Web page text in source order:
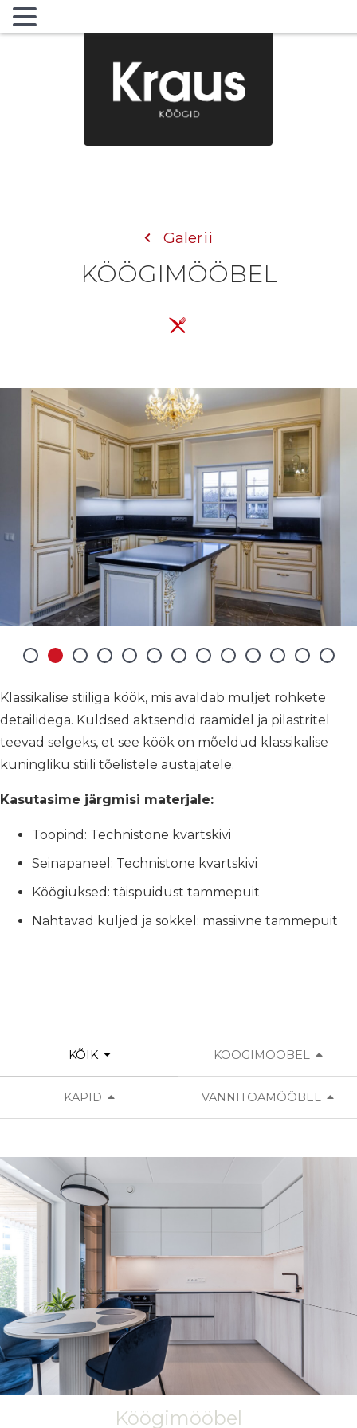
Galerii
KÖÖGIMÖÖBEL
Klassikalise stiiliga köök, mis avaldab muljet rohkete
detailidega. Kuldsed aktsendid raamidel ja pilastritel
teevad selgeks, et see köök on mõeldud klassikalise
kuningliku stiili tõelistele austajatele.
Kasutasime järgmisi materjale:
Tööpind: Technistone kvartskivi
Seinapaneel: Technistone kvartskivi
Köögiuksed: täispuidust tammepuit
Nähtavad küljed ja sokkel: massiivne tammepuit
KÕIK KÖÖGIMÖÖBEL
KAPID VANNITOAMÖÖBEL
Köögimööbel